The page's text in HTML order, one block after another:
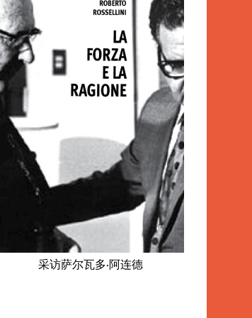
采访萨尔瓦多·阿连德